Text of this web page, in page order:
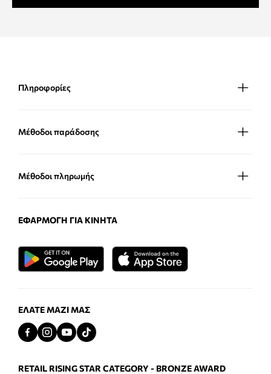
Πληροφορίες
Μέθοδοι παράδοσης
Μέθοδοι πληρωμής
ΕΦΑΡΜΟΓΉ ΓΙΑ ΚΙΝΗΤΆ
ΕΛΆΤΕ ΜΑΖΊ ΜΑΣ
RETAIL RISING STAR CATEGORY - BRONZE AWARD